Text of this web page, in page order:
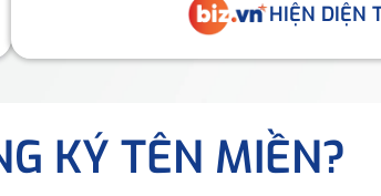
HIỆN DIỆN
KÝ TÊN MIỀN?